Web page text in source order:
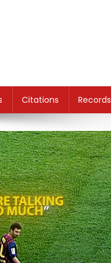
Citations Records